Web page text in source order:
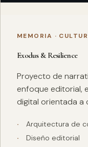
MEMORIA ·
Exodus & Resilience
Proyecto de
enfoque editorial,
digital orientada a
Arquitectura de
Diseño editorial